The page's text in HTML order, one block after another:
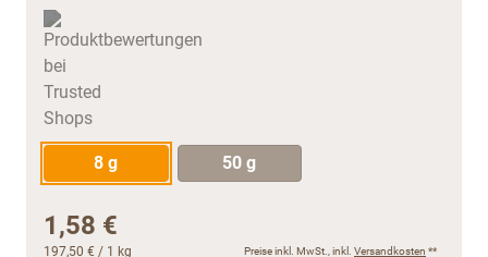
8 g 50 g
1,58 €
197,50 € / 1 kg Preise inkl. MwSt., inkl. Versandkosten **